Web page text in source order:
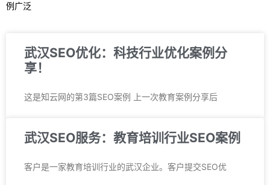
例广泛
武汉SEO优化：科技行业优化案例分
享！
这是知云网的第3篇SEO案例 上一次教育案例分享后
武汉SEO服务：教育培训行业SEO案例
客户是一家教育培训行业的武汉企业。客户提交SEO优